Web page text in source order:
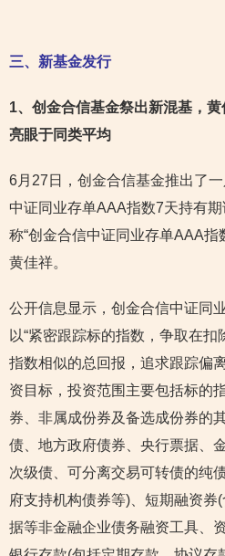
三、新基金发行
1、创金合信基金祭出新混基，
亮眼于同类平均
6月27日，创金合信基金推出了
中证同业存单AAA指数7天持有
称“创金合信中证同业存单AAA指
黄佳祥。
公开信息显示，创金合信中证同
以“紧密跟踪标的指数，争取在
指数相似的总回报，追求跟踪偏
资目标，投资范围主要包括标的
券、非属成份券及备选成份券的
债、地方政府债券、央行票据、
次级债、可分离交易可转债的纯
府支持机构债券等)、短期融资券
据等非金融企业债务融资工具、